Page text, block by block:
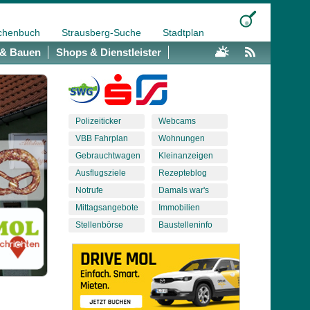
Strausberg-Suche Stadtplan
Bauen Shops & Dienstleister
Polizeiticker
VBB Fahrplan
Gebrauchtwagen
Ausflugsziele
Notrufe
Mittagsangebote
Stellenbörse
Webcams
Wohnungen
Kleinanzeigen
Rezepteblog
Damals war's
Immobilien
Baustelleninfo